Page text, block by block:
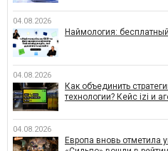
04.08.2026
Наймология:
04.08.2026
Как объединить
технологии? Кейс izi и
04.08.2026
Европа вновь отметила